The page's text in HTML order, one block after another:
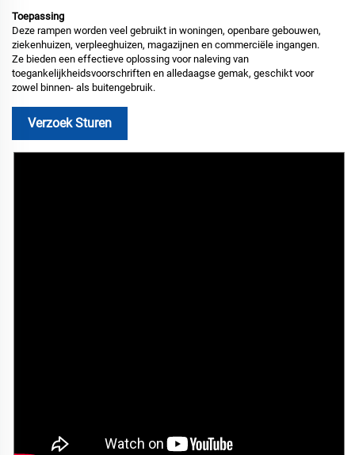
Toepassing
Deze rampen worden veel gebruikt in woningen, openbare gebouwen,
ziekenhuizen, verpleeghuizen, magazijnen en commerciële ingangen.
Ze bieden een effectieve oplossing voor naleving van
toegankelijkheidsvoorschriften en alledaagse gemak, geschikt voor
zowel binnen- als buitengebruik.
Verzoek Sturen